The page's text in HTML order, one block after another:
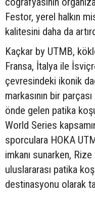
Festor, yerel halkın
kalitesini daha da
Kaçkar by UTMB,
Fransa, İtalya ile
çevresindeki ikonik
markasının bir
önde gelen patika
World Series
sporculara HOKA
imkanı sunarken, Rize
uluslararası patika
destinasyonu olarak